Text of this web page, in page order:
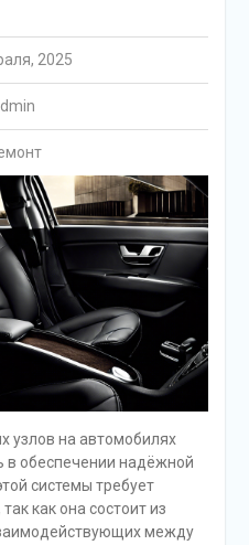
2025
узлов на автомобилях
в обеспечении надёжной
системы требует
как она состоит из
между